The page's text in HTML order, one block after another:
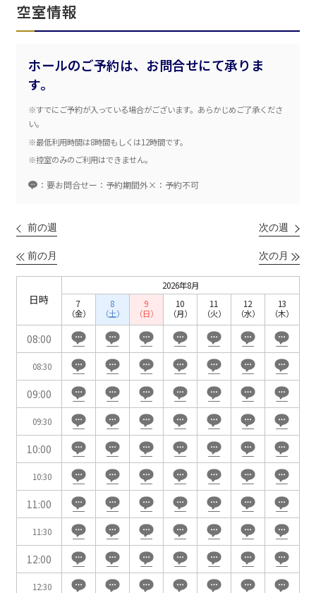
空室情報
ホールのご予約は、お問合せにて承りま
す。
※すでにご予約が入っている場合がございます。あらかじめご了承くださ
い。
※最低利用時間は8時間もしくは12時間です。
※控室のみのご利用はできません。
：要お問合せー：予約期間外×：予約不可
前の週 次の週
前の月 次の月
日時
2026年8月
7
（金）
8
（土）
9
（日）
10
（月）
11
（火）
12
（水）
13
（木）
08:00
08:30
09:00
09:30
10:00
10:30
11:00
11:30
12:00
12:30
エリア／施設
新宿・高田馬場エリア
ベルサール新宿南口
ベルサール新宿グランド
新宿住友ビル三角広場
新宿住友スカイルーム
ベルサール新宿セントラルパーク
ベルサール西新宿
ベルサール高田馬場
秋葉原・神田・東京エリア
ベルサール八重洲
ベルサール東京日本橋
ベルサール秋葉原
ベルサール神田
飯田橋・九段・半蔵門・神保町エリア
ベルサール半蔵門
ベルサール飯田橋駅前
ベルサール飯田橋ファースト
ベルサール神保町アネックス
ベルサール神保町
ベルサール九段
渋谷エリア
ベルサール渋谷ファースト
ベルサール渋谷ガーデン
六本木・虎ノ門エリア
ベルサール虎ノ門
泉ガーデンギャラリー
ベルサール六本木グランドコンファレンスセンター
ベルサール六本木
汐留・御成門・芝公園エリア
ベルサール芝公園
ベルサール御成門タワー
ベルサール汐留
ベルサール東京汐留コンファレンスセンター
ベルサール三田ガーデン
有明・羽田エリア
東京ガーデンシアター
ベルサール有明コンファレンスセンター
ベルサール羽田空港
日時
日付／開始・終了時間から選ぶ
時間単位で選ぶ
人数／レイアウト ※複数選択可能